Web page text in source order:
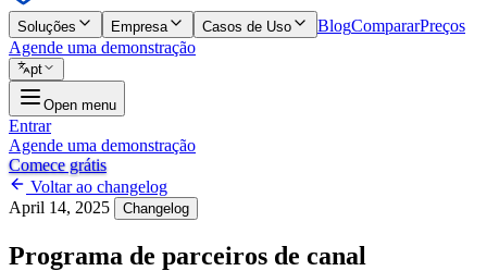
Soluções Empresa Casos de Uso BlogCompararPreços
Agende uma demonstração
pt
Open menu
Entrar
Agende uma demonstração
Comece grátis
Voltar ao changelog
April 14, 2025
Changelog
Programa de parceiros de canal